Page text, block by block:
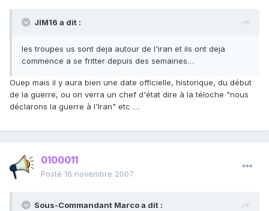
JIM16 a dit :
les troupes us sont deja autour de l'iran et ils ont deja
commence a se fritter depuis des semaines…
Ouep mais il y aura bien une date officielle, historique, du début
de la guerre, ou on verra un chef d'état dire à la téloche "nous
déclarons la guerre à l'Iran" etc …
0100011
Posté 16 novembre 2007
Sous-Commandant Marco a dit :